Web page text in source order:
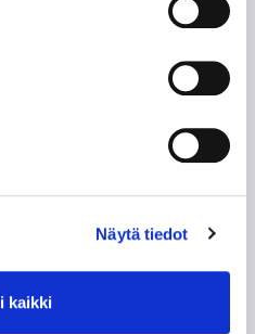
Näytä tiedot
kaikki